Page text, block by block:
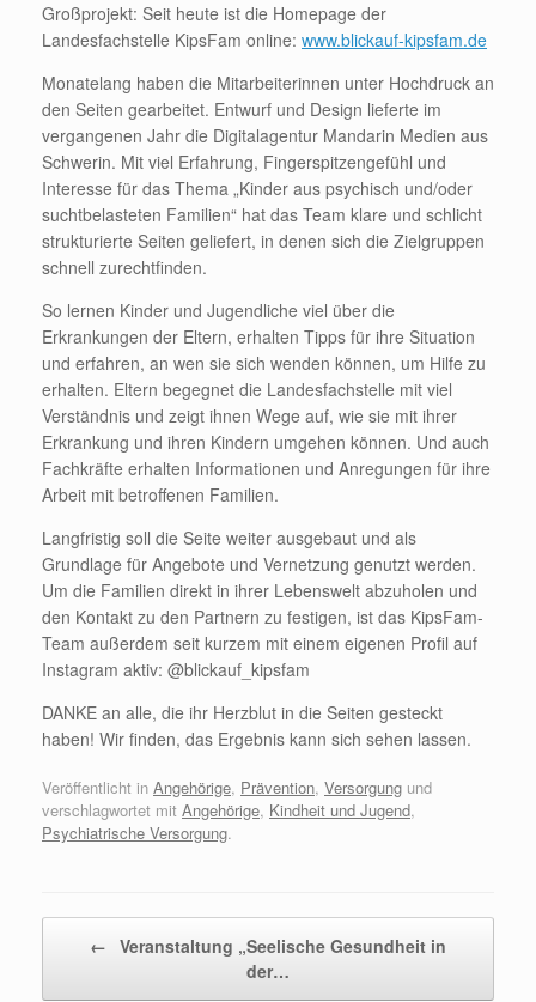
Großprojekt: Seit heute ist die Homepage der
Landesfachstelle KipsFam online: www.blickauf-kipsfam.de
Monatelang haben die Mitarbeiterinnen unter Hochdruck an
den Seiten gearbeitet. Entwurf und Design lieferte im
vergangenen Jahr die Digitalagentur Mandarin Medien aus
Schwerin. Mit viel Erfahrung, Fingerspitzengefühl und
Interesse für das Thema „Kinder aus psychisch und/oder
suchtbelasteten Familien“ hat das Team klare und schlicht
strukturierte Seiten geliefert, in denen sich die Zielgruppen
schnell zurechtfinden.
So lernen Kinder und Jugendliche viel über die
Erkrankungen der Eltern, erhalten Tipps für ihre Situation
und erfahren, an wen sie sich wenden können, um Hilfe zu
erhalten. Eltern begegnet die Landesfachstelle mit viel
Verständnis und zeigt ihnen Wege auf, wie sie mit ihrer
Erkrankung und ihren Kindern umgehen können. Und auch
Fachkräfte erhalten Informationen und Anregungen für ihre
Arbeit mit betroffenen Familien.
Langfristig soll die Seite weiter ausgebaut und als
Grundlage für Angebote und Vernetzung genutzt werden.
Um die Familien direkt in ihrer Lebenswelt abzuholen und
den Kontakt zu den Partnern zu festigen, ist das KipsFam-
Team außerdem seit kurzem mit einem eigenen Profil auf
Instagram aktiv: @blickauf_kipsfam
DANKE an alle, die ihr Herzblut in die Seiten gesteckt
haben! Wir finden, das Ergebnis kann sich sehen lassen.
Veröffentlicht in Angehörige, Prävention, Versorgung und
verschlagwortet mit Angehörige, Kindheit und Jugend,
Psychiatrische Versorgung.
← Veranstaltung „Seelische Gesundheit in
der…